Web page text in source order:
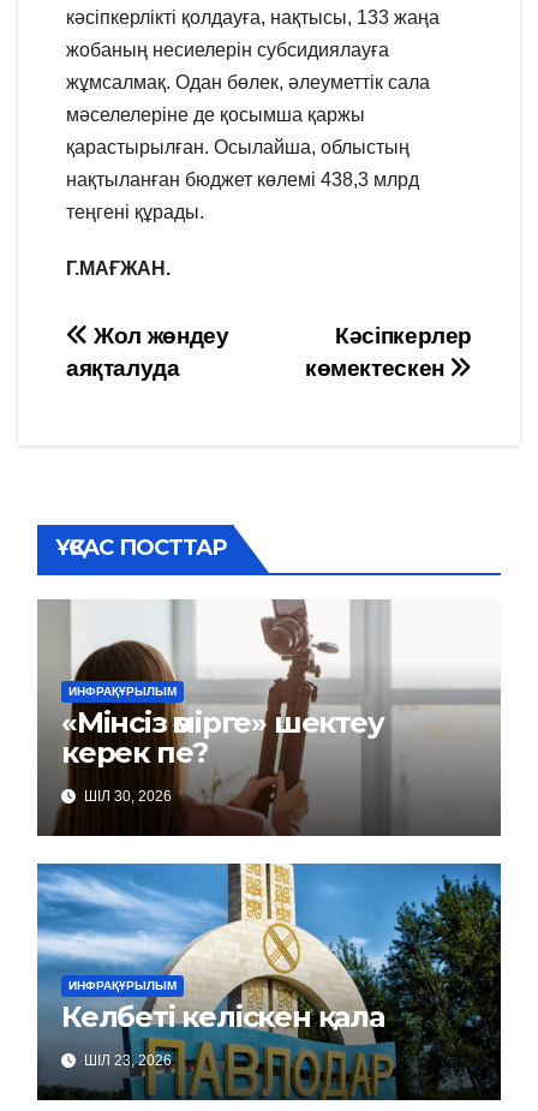
кәсіпкерлікті қолдауға, нақтысы, 133 жаңа
жобаның несиелерін субсидиялауға
жұмсалмақ. Одан бөлек, әлеуметтік сала
мәселелеріне де қосымша қаржы
қарастырылған. Осылайша, облыстың
нақтыланған бюджет көлемі 438,3 млрд
теңгені құрады.
Г.МАҒЖАН.
Навигация
по
Кәсіпкерлер
көмектескен
Жол жөндеу
аяқталуда
ҰҚСАС ПОСТТАР
ИНФРАҚҰРЫЛЫМ
«Мінсіз өмірге» шектеу
керек пе?
ШІЛ 30, 2026
ИНФРАҚҰРЫЛЫМ
Келбеті келіскен қала
ШІЛ 23, 2026